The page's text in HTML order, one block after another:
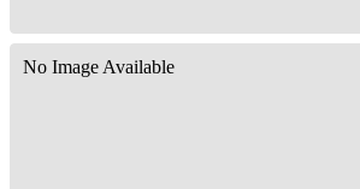
No Image Available